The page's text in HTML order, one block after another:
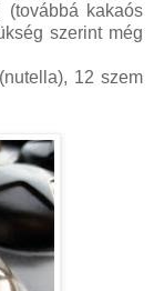
kakaós
szerint még
12 szem